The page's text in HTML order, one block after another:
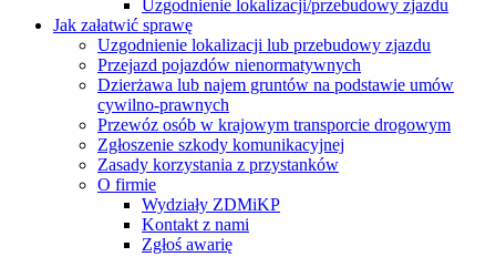
Uzgodnienie lokalizacji/przebudowy zjazdu
Jak załatwić sprawę
Uzgodnienie lokalizacji lub przebudowy zjazdu
Przejazd pojazdów nienormatywnych
Dzierżawa lub najem gruntów na podstawie umów
cywilno-prawnych
Przewóz osób w krajowym transporcie drogowym
Zgłoszenie szkody komunikacyjnej
Zasady korzystania z przystanków
O firmie
Wydziały ZDMiKP
Kontakt z nami
Zgłoś awarię